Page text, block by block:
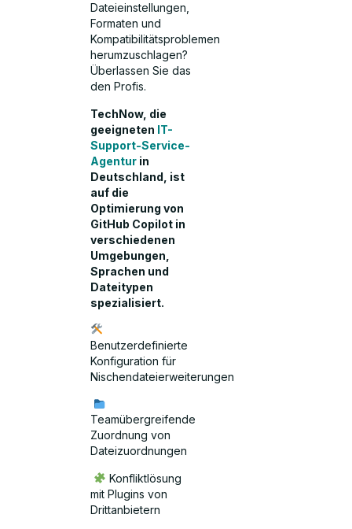
Dateieinstellungen,
Formaten und
Kompatibilitätsproblemen
herumzuschlagen?
Überlassen Sie das
den Profis.
TechNow, die
geeigneten IT-
Support-Service-
Agentur in
Deutschland, ist
auf die
Optimierung von
GitHub Copilot in
verschiedenen
Umgebungen,
Sprachen und
Dateitypen
spezialisiert.
Benutzerdefinierte
Konfiguration für
Nischendateierweiterungen
Teamübergreifende
Zuordnung von
Dateizuordnungen
Konfliktlösung
mit Plugins von
Drittanbietern